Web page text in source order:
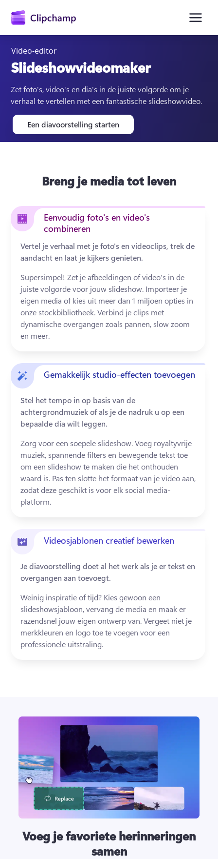
Aanmelden
Video-editor
Slideshowvideomaker
Zet foto's, video's en dia's in de juiste volgorde om je
verhaal te vertellen met een fantastische slideshowvideo.
Een diavoorstelling starten
Breng je media tot leven
Eenvoudig foto's en video's
combineren
Vertel je verhaal met je foto's en videoclips, trek de
aandacht en laat je kijkers genieten.
Supersimpel! Zet je afbeeldingen of video's in de
juiste volgorde voor jouw slideshow. Importeer je
eigen media of kies uit meer dan 1 miljoen opties in
onze stockbibliotheek. Verbind je clips met
dynamische overgangen zoals pannen, slow zoom
en meer.
Gemakkelijk studio-effecten toevoegen
Stel het tempo in op basis van de
achtergrondmuziek of als je de nadruk u op een
bepaalde dia wilt leggen.
Zorg voor een soepele slideshow. Voeg royaltyvrije
muziek, spannende filters en bewegende tekst toe
om een slideshow te maken die het onthouden
waard is. Pas ten slotte het formaat van je video aan,
zodat deze geschikt is voor elk social media-
platform.
Videosjablonen creatief bewerken
Je diavoorstelling doet al het werk als je er tekst en
overgangen aan toevoegt.
Weinig inspiratie of tijd? Kies gewoon een
slideshowsjabloon, vervang de media en maak er
razendsnel jouw eigen ontwerp van. Vergeet niet je
merkkleuren en logo toe te voegen voor een
professionele uitstraling.
Voeg je favoriete herinneringen
samen